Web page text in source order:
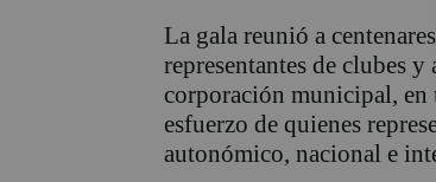
La gala reunió a
representantes de clubes
corporación municipal, en
esfuerzo de quienes
autonómico, nacional e